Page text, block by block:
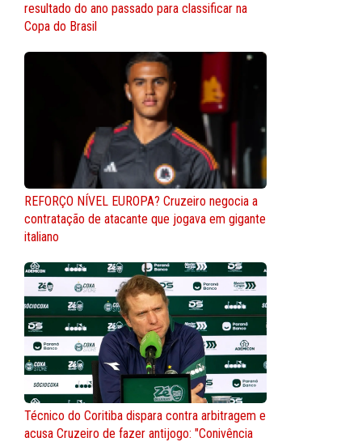
resultado do ano passado para classificar na
Copa do Brasil
REFORÇO NÍVEL EUROPA? Cruzeiro negocia a
contratação de atacante que jogava em gigante
italiano
Técnico do Coritiba dispara contra arbitragem e
acusa Cruzeiro de fazer antijogo: "Conivência